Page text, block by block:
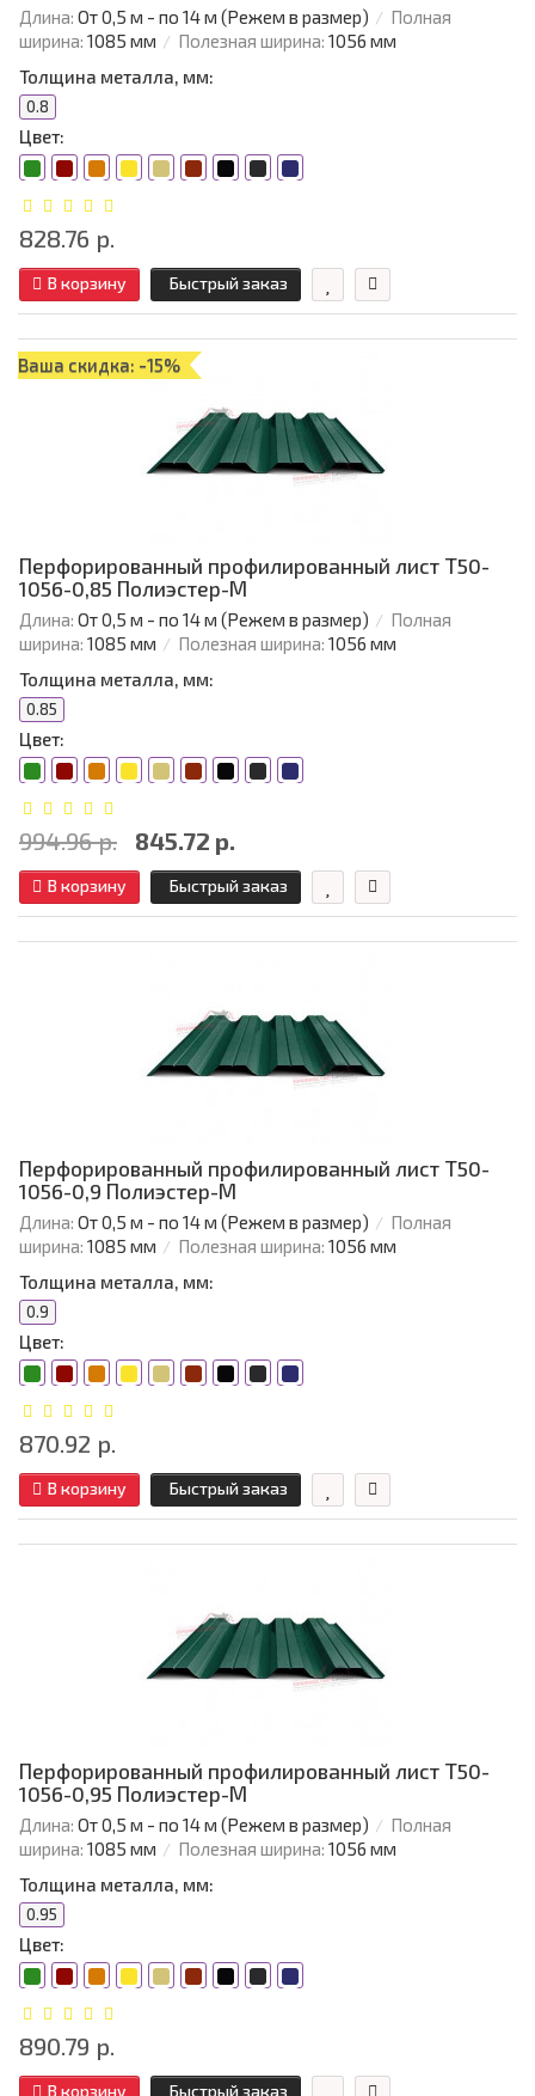
Длина: От 0,5 м - по 14 м (Режем в размер)
Полная
ширина: 1085 мм Полезная ширина: 1056 мм
Толщина металла, мм:
0.8
Цвет:
828.76 р.
В корзину Быстрый заказ
Ваша скидка: -15%
Перфорированный профилированный лист Т50-
1056-0,85 Полиэстер-М
Длина: От 0,5 м - по 14 м (Режем в размер)
Полная
ширина: 1085 мм Полезная ширина: 1056 мм
Толщина металла, мм:
0.85
Цвет:
994.96 р. 845.72 р.
В корзину Быстрый заказ
Перфорированный профилированный лист Т50-
1056-0,9 Полиэстер-М
Длина: От 0,5 м - по 14 м (Режем в размер)
Полная
ширина: 1085 мм Полезная ширина: 1056 мм
Толщина металла, мм:
0.9
Цвет:
870.92 р.
В корзину Быстрый заказ
Перфорированный профилированный лист Т50-
1056-0,95 Полиэстер-М
Длина: От 0,5 м - по 14 м (Режем в размер)
Полная
ширина: 1085 мм Полезная ширина: 1056 мм
Толщина металла, мм:
0.95
Цвет:
890.79 р.
В корзину Быстрый заказ